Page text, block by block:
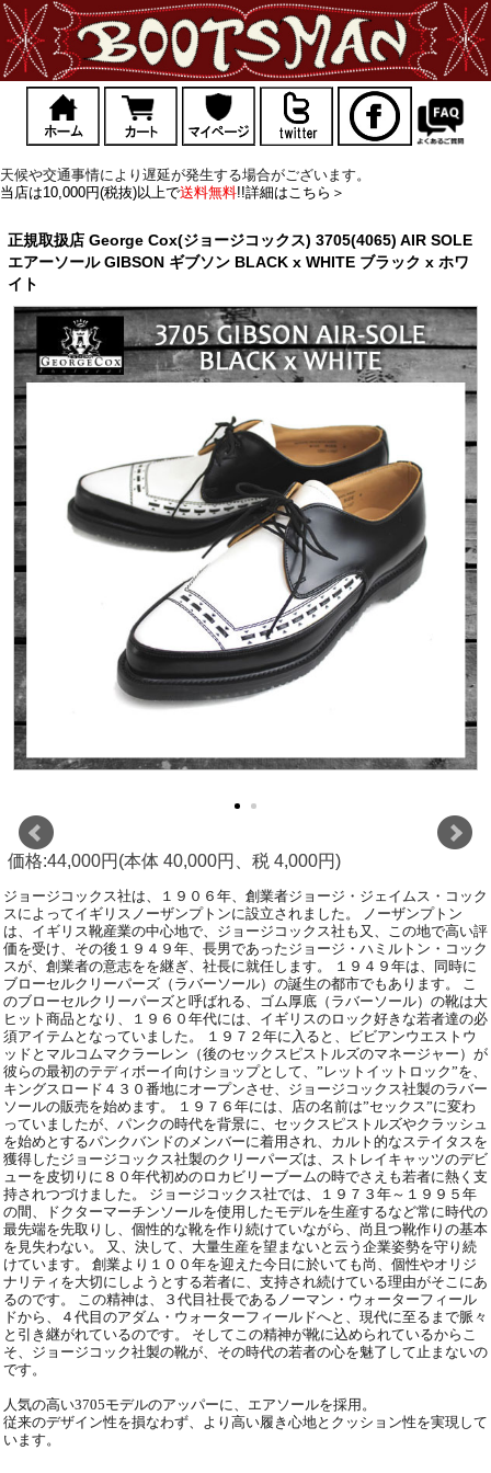
天候や交通事情により遅延が発生する場合がございます。
当店は10,000円(税抜)以上で送料無料!!詳細はこちら＞
正規取扱店 George Cox(ジョージコックス) 3705(4065) AIR SOLE
エアーソール GIBSON ギブソン BLACK x WHITE ブラック x ホワ
イト
価格:44,000円(本体 40,000円、税 4,000円)
ジョージコックス社は、１９０６年、創業者ジョージ・ジェイムス・コック
スによってイギリスノーザンプトンに設立されました。 ノーザンプトン
は、イギリス靴産業の中心地で、ジョージコックス社も又、この地で高い評
価を受け、その後１９４９年、長男であったジョージ・ハミルトン・コック
スが、創業者の意志をを継ぎ、社長に就任します。 １９４９年は、同時に
ブローセルクリーパーズ（ラバーソール）の誕生の都市でもあります。 こ
のブローセルクリーパーズと呼ばれる、ゴム厚底（ラバーソール）の靴は大
ヒット商品となり、１９６０年代には、イギリスのロック好きな若者達の必
須アイテムとなっていました。 １９７２年に入ると、ビビアンウエストウ
ッドとマルコムマクラーレン（後のセックスピストルズのマネージャー）が
彼らの最初のテディボーイ向けショップとして、”レットイットロック”を、
キングスロード４３０番地にオープンさせ、ジョージコックス社製のラバー
ソールの販売を始めます。 １９７６年には、店の名前は”セックス”に変わ
っていましたが、パンクの時代を背景に、セックスピストルズやクラッシュ
を始めとするパンクバンドのメンバーに着用され、カルト的なステイタスを
獲得したジョージコックス社製のクリーパーズは、ストレイキャッツのデビ
ューを皮切りに８０年代初めのロカビリーブームの時でさえも若者に熱く支
持されつづけました。 ジョージコックス社では、１９７３年～１９９５年
の間、ドクターマーチンソールを使用したモデルを生産するなど常に時代の
最先端を先取りし、個性的な靴を作り続けていながら、尚且つ靴作りの基本
を見失わない。 又、決して、大量生産を望まないと云う企業姿勢を守り続
けています。 創業より１００年を迎えた今日に於いても尚、個性やオリジ
ナリティを大切にしようとする若者に、支持され続けている理由がそこにあ
るのです。 この精神は、３代目社長であるノーマン・ウォーターフィール
ドから、４代目のアダム・ウォーターフィールドへと、現代に至るまで脈々
と引き継がれているのです。 そしてこの精神が靴に込められているからこ
そ、ジョージコック社製の靴が、その時代の若者の心を魅了して止まないの
です。
人気の高い3705モデルのアッパーに、エアソールを採用。
従来のデザイン性を損なわず、より高い履き心地とクッション性を実現して
います。